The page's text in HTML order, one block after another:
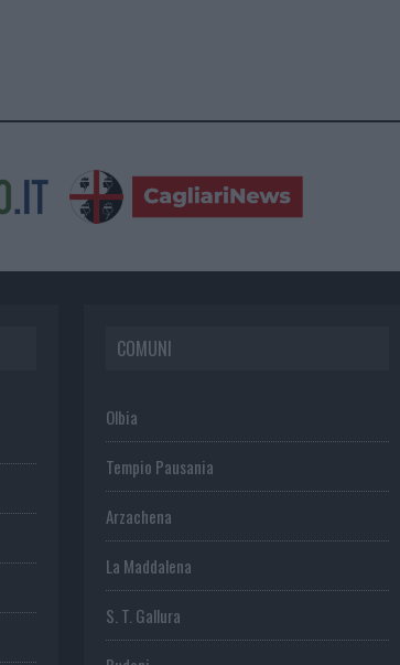
COMUNI
Olbia
Tempio Pausania
Arzachena
La Maddalena
S. T. Gallura